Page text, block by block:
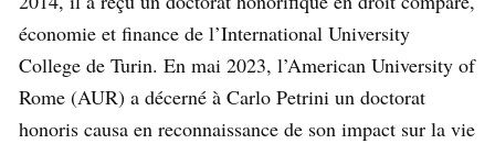
économie et finance de l’International University
College de Turin. En mai 2023, l’American University of
Rome (AUR) a décerné à Carlo Petrini un doctorat
honoris causa en reconnaissance de son impact sur la vie